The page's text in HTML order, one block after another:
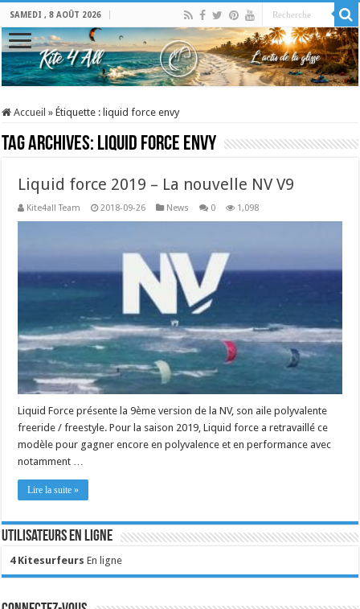
SAMEDI , 8 AOÛT 2026
Accueil » Étiquette : liquid force envy
Tag Archives: liquid force envy
Liquid force 2019 – La nouvelle NV V9
Kite4all Team 2018-09-26 News 0 1,098
Liquid Force présente la 9ème version de la NV, son aile polyvalente
freeride / freestyle. Pour la saison 2019, Liquid force a retravaillé ce
modèle pour gagner encore en polyvalence et en performance avec
notamment …
Lire la suite »
Utilisateurs en ligne
4 Kitesurfeurs En ligne